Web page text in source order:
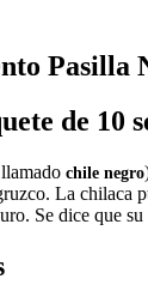
Pasilla
de 10
chile negro
La chilaca
Se dice que